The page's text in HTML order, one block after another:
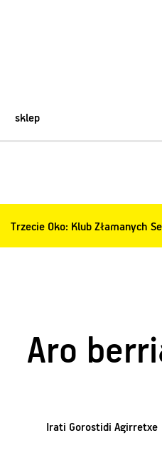
sklep
Trzecie Oko: Klub Złamanych
Aro
Irati Gorostidi Agirretxe